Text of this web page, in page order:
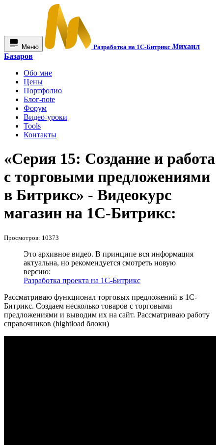
Меню Разработка на 1С-БитриксМихаил
Базаров
Обо мне
Цены
Портфолио
Блог-note
Форум
Видео-уроки
Tools
Контакты
«Серия 15: Создание и работа
с торговыми предложениями
в Битрикс» - Видеокурс
магазин на 1С-Битрикс:
Просмотров: 10373
Это архивное видео. В принципе вся информация
актуальна, но рекомендуется смотреть новую
версию:
Разработка проекта на 1С-Битрикс
Рассматриваю функционал торговых предложений в 1С-
Битрикс. Создаем несколько товаров с торговыми
предложениями и выводим их на сайт. Рассматриваю работу
справочников (hightload блоки)